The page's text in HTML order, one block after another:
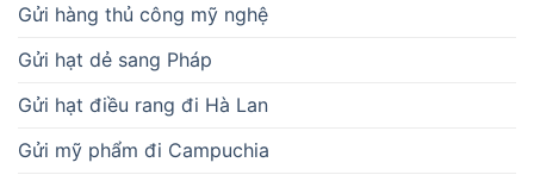
Gửi hàng thủ công mỹ nghệ
Gửi hạt dẻ sang Pháp
Gửi hạt điều rang đi Hà Lan
Gửi mỹ phẩm đi Campuchia